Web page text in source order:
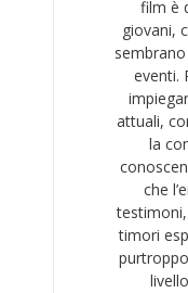
film è
giovani,
eventi.
attuali,
la
che
timori